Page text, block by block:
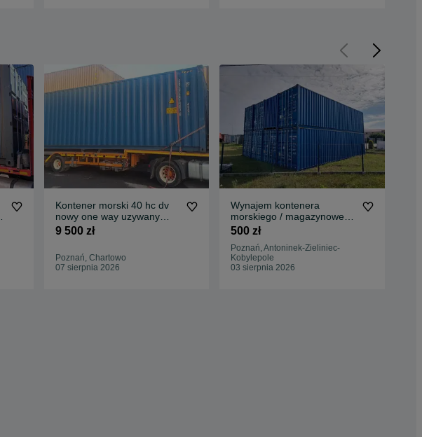
Kontener morski 40 hc dv
nowy one way uzywany
transport HDS Antracyt
9 500 zł
Poznań, Chartowo
07 sierpnia 2026
Wynajem kontenera
morskiego / magazynowego
40"HC, 12x2,4m
500 zł
Poznań, Antoninek-Zieliniec-
Kobylepole
03 sierpnia 2026